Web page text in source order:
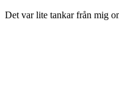
Det var lite tankar från mig